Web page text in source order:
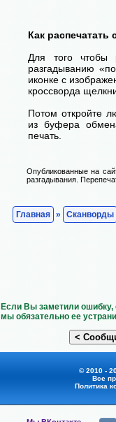
Как
Для того чтобы
разгадыванию
иконке с
кроссворда
Потом откройте
из буфера
печать.
Опубликованные на
разгадывания.
Главная » Сканворды
Если Вы заметили
мы обязательно ее
© 2010 -
Все
Политика